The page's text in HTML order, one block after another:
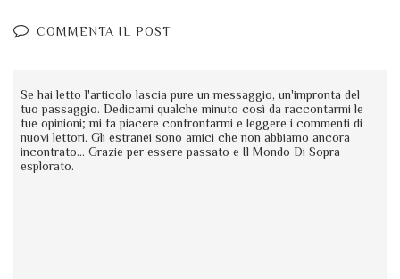
COMMENTA IL POST
Se hai letto l'articolo lascia pure un messaggio, un'impronta del
tuo passaggio. Dedicami qualche minuto così da raccontarmi le
tue opinioni; mi fa piacere confrontarmi e leggere i commenti di
nuovi lettori. Gli estranei sono amici che non abbiamo ancora
incontrato... Grazie per essere passato e Il Mondo Di Sopra
esplorato.